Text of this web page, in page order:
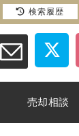
売却相談
検索履歴